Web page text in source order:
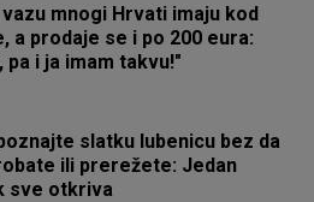
vazu mnogi Hrvati imaju kod
a prodaje se i po 200 eura:
pa i ja imam takvu!"
slatku lubenicu bez da
ili prerežete: Jedan
sve otkriva